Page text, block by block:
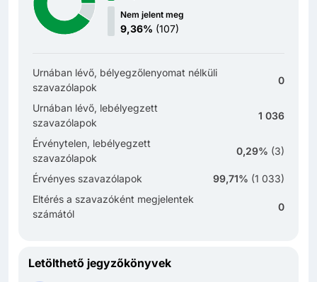
Nem jelent meg
9,36% (107)
Urnában lévő, bélyegzőlenyomat nélküli
szavazólapok
0
Urnában lévő, lebélyegzett
szavazólapok
1 036
Érvénytelen, lebélyegzett
szavazólapok
0,29% (3)
Érvényes szavazólapok 99,71% (1 033)
Eltérés a szavazóként megjelentek
számától
0
Letölthető jegyzőkönyvek